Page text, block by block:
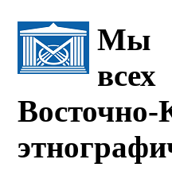
Мы
Восточно-